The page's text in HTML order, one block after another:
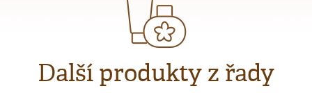
Další produkty z řady